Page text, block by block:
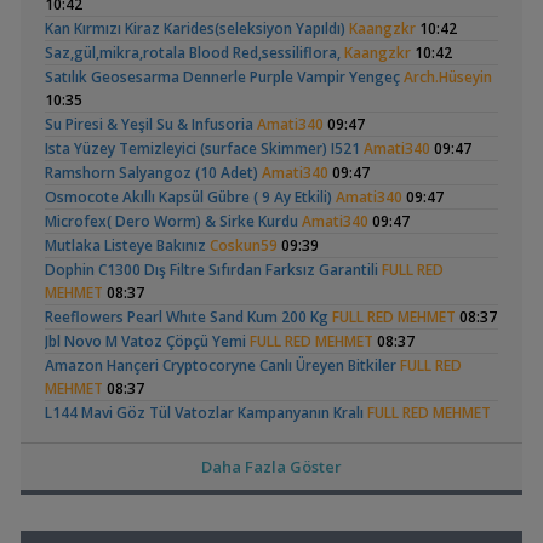
14:01
Akvaryum Tanıtımı
Karidesler Sobo Sf 550f Filtre İçine Kaçabilir Mi Joec,13:12
Omurgasızlar
Bitkili Akvaryuma İlk Adım
Yeni Üye Forumu
👋 Yeni Gelenler Buradan Merhaba Desin wolk23,12:03
Yeni Üye Forumu
Büyükşehir Belediyesi Çalışıyor,gece 3 😊MasterChiefHakan
10:09
Yeni Üye Forumu
Bitkili Tankda Led Kullanımı dreamcatcherr,09:15
Işık CO2 ve Ekipmanlar
Dıy - Akvaryum Aydınlatması Hakkında BilgiMinics,01:42
Yeni Üye Forumu
130 Lt 50+ Lepistes İçin8.500 Tl Bütçeli DışfiltreSerpent
00:15
Yeni Üye Forumu
Akvaredden Gelen BitkilerSufisu,21:48
30x20x20akvaristsaglam,20:15
Hongsloi Çiftim Ve
Yavruları
(4)
Betta Antuta
Ramshorn Hakkında
Her Şey
Elma Salyangozu
30x20x20 Ramshorn
Akvaryum Kurulumu
Neon Tetra(123)
Red Mangrove
10:42
Kan Kırmızı Kiraz Karides(seleksiyon Yapıldı) Kaangzkr 10:42
Saz,gül,mikra,rotala Blood Red,sessiliflora,Kaangzkr 10:42
Satılık Geosesarma Dennerle Purple Vampir YengeçArch.Hüseyin
10:35
Su Piresi & Yeşil Su & Infusoria Amati340 09:47
Ista Yüzey Temizleyici (surface Skimmer) I521 Amati340 09:47
Ramshorn Salyangoz (10 Adet) Amati340 09:47
Osmocote Akıllı Kapsül Gübre ( 9 Ay Etkili) Amati340 09:47
Microfex( Dero Worm) & Sirke Kurdu Amati340 09:47
Mutlaka Listeye Bakınız Coskun59 09:39
Dophin C1300 Dış Filtre Sıfırdan Farksız Garantili FULL RED
MEHMET 08:37
Reeflowers Pearl Whıte Sand Kum 200 Kg FULL RED MEHMET 08:37
Jbl Novo M Vatoz Çöpçü Yemi FULL RED MEHMET 08:37
Amazon Hançeri Cryptocoryne Canlı Üreyen BitkilerFULL RED
MEHMET 08:37
L144 Mavi Göz Tül Vatozlar Kampanyanın Kralı FULL RED MEHMET
2 Torba Moss :) Filtre Isıtıcı AtlasPoyraz07:54
Orionled A 40 Armatür Sıfır Ayarındaerimgorgulu07:37
Daha Fazla Göster